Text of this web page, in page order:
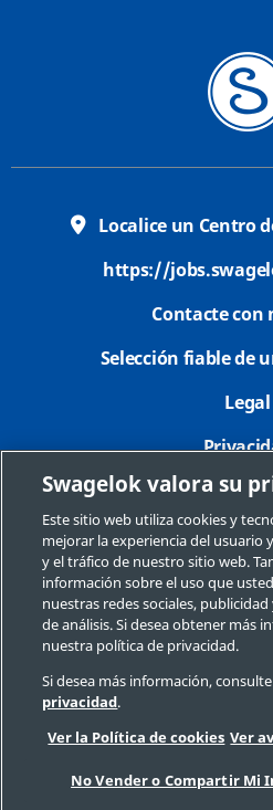
Localice un Centro
https://
Contacte con
Selección fiable de
Legal
Mapa
Preferencias
No Vender o Compartir Mi
Copyright 2026 Swagelok Company.
Swagelok valora su
Este sitio web utiliza cookies y
mejorar la experiencia del usuario
y el tráfico de nuestro sitio web.
información sobre el uso que
nuestras redes sociales,
de análisis. Si desea obtener más
nuestra política de privacidad.
Si desea más información,
privacidad.
Ver la Política de cookies Ver
No Vender o Compartir Mi